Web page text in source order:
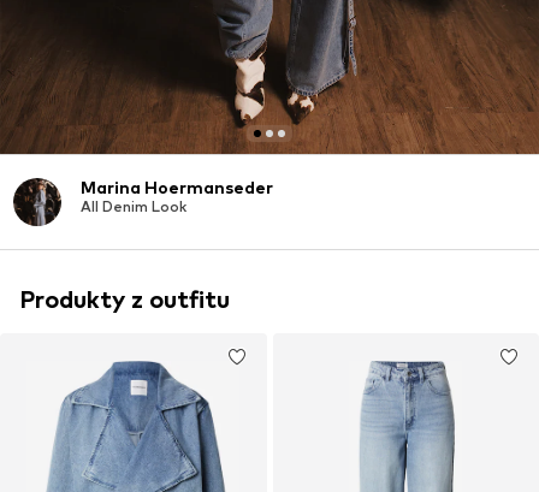
Marina Hoermanseder
All Denim Look
Produkty z outfitu